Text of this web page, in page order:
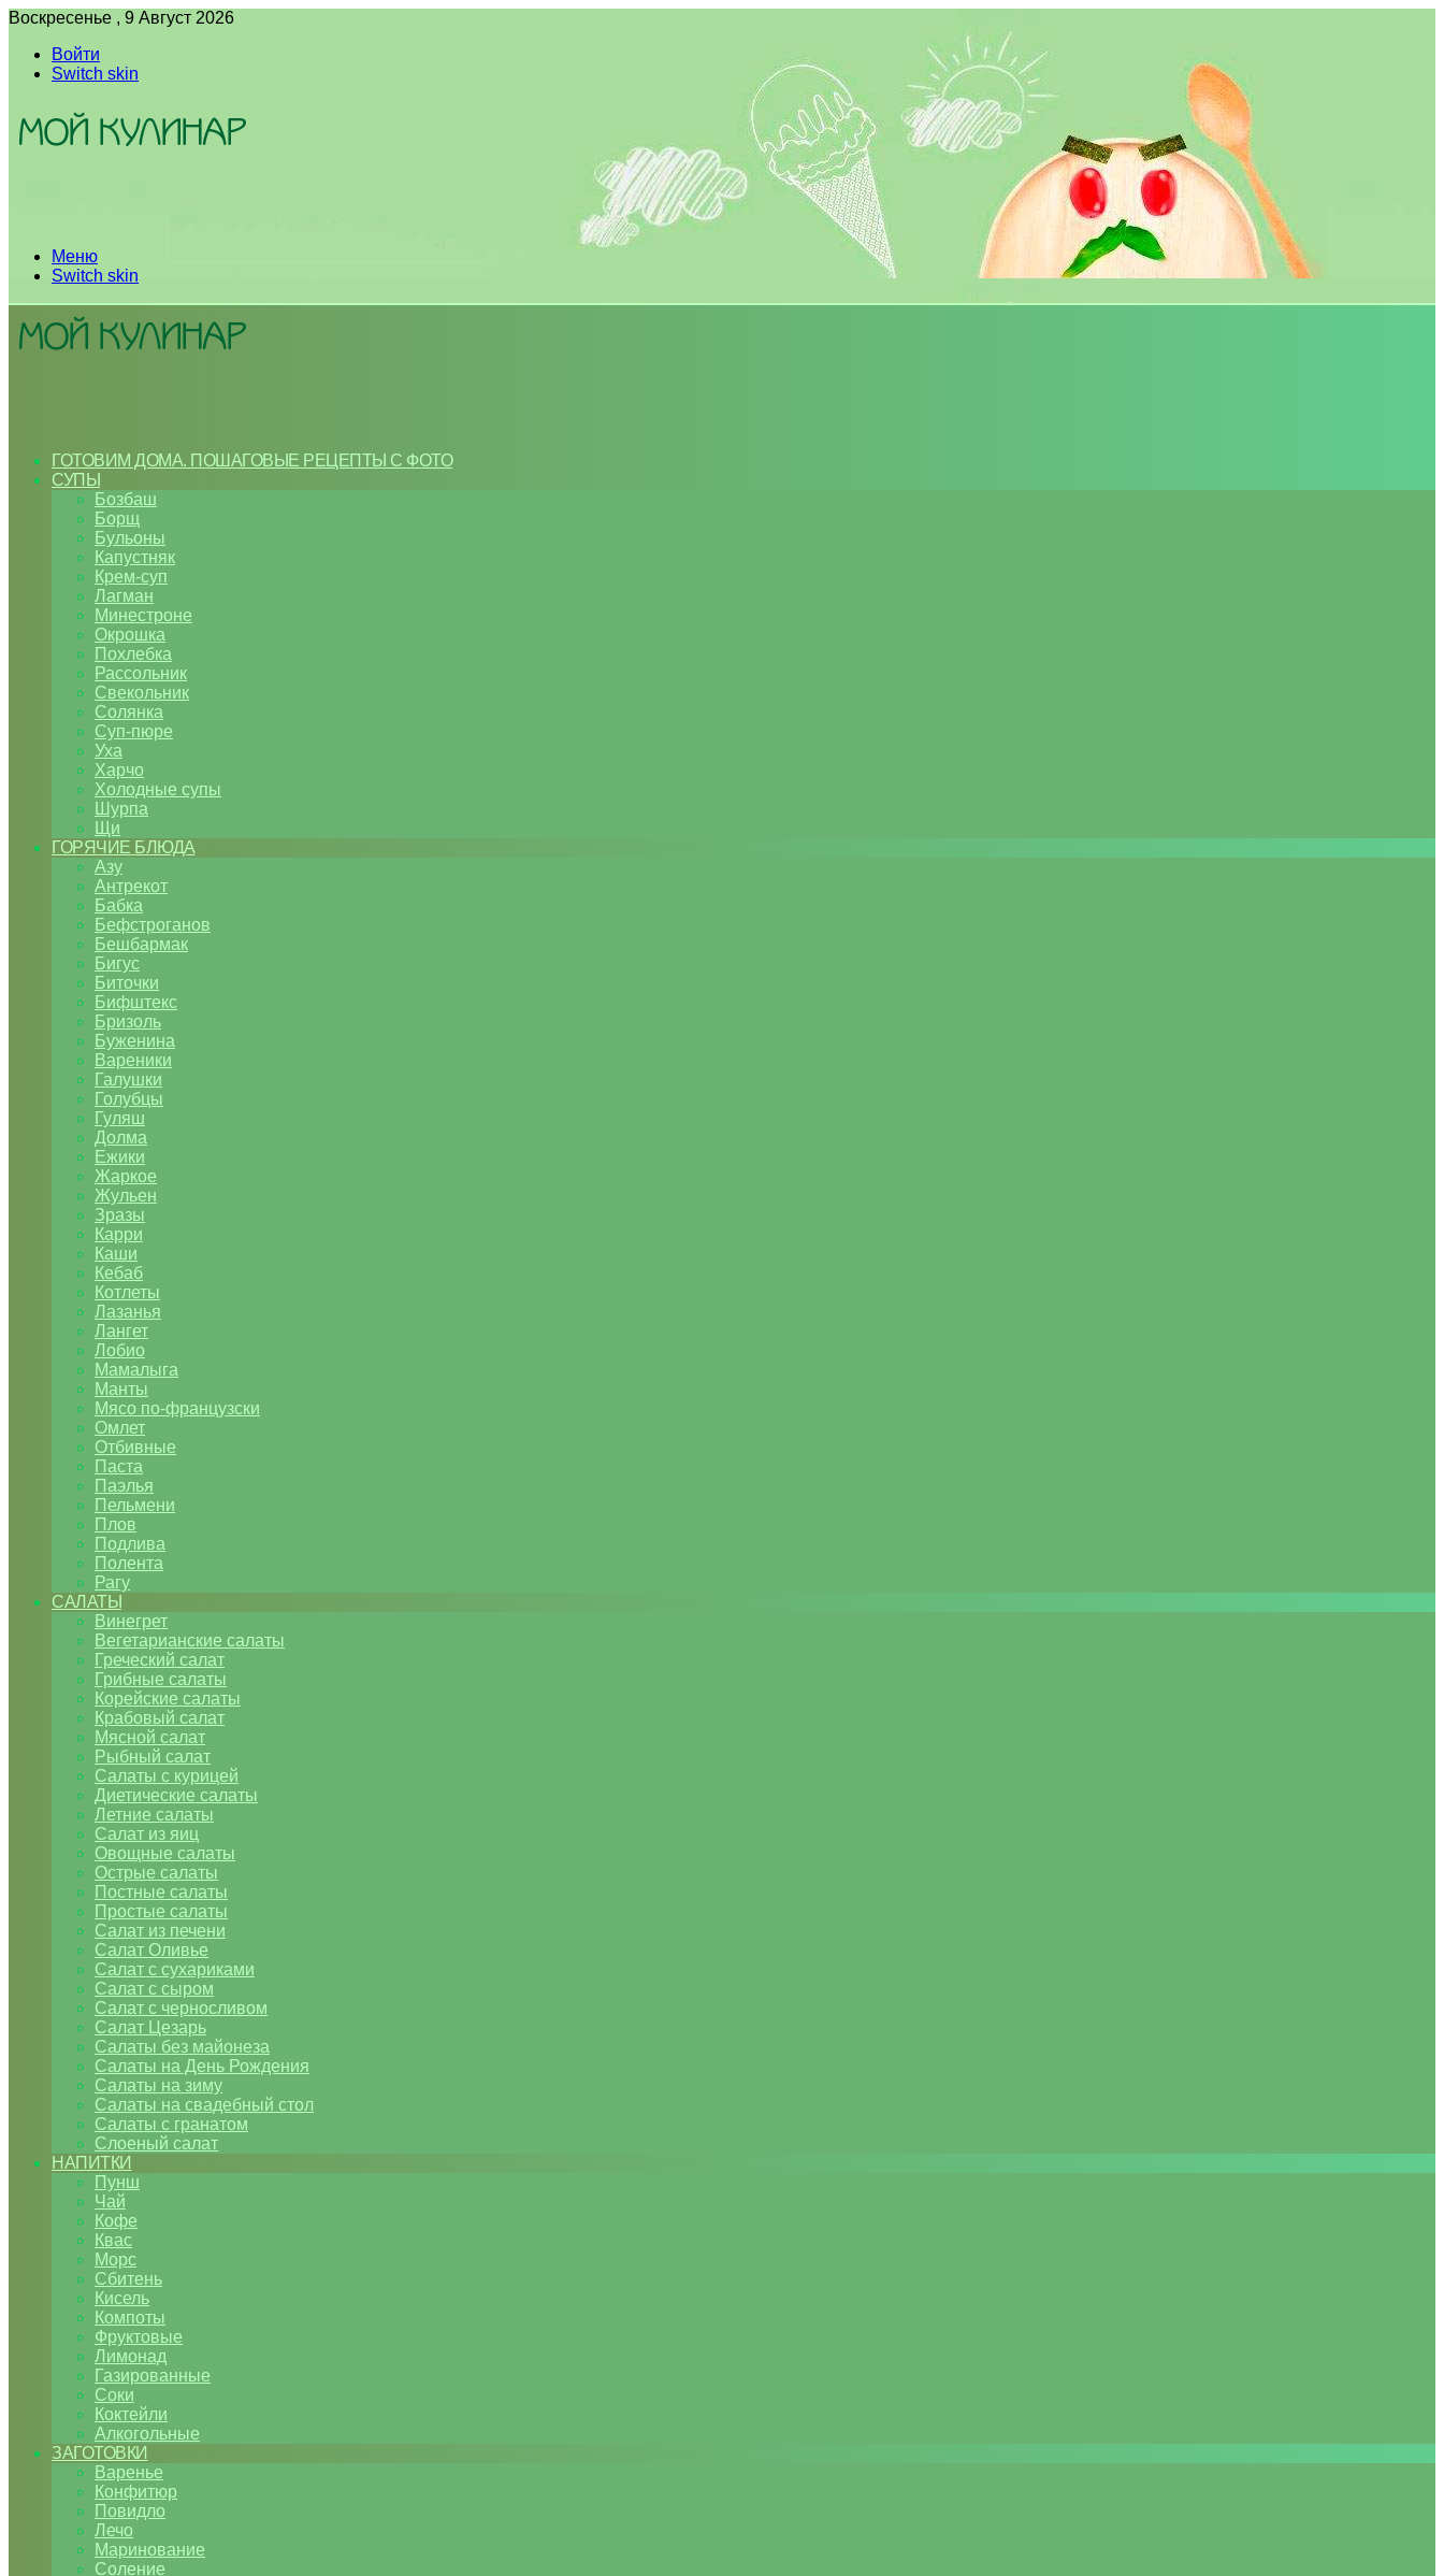
Воскресенье , 9 Август 2026
Войти
Switch skin
Меню
Switch skin
ГОТОВИМ ДОМА. ПОШАГОВЫЕ РЕЦЕПТЫ С ФОТО
СУПЫ
Бозбаш
Борщ
Бульоны
Капустняк
Крем-суп
Лагман
Минестроне
Окрошка
Похлебка
Рассольник
Свекольник
Солянка
Суп-пюре
Уха
Харчо
Холодные супы
Шурпа
Щи
ГОРЯЧИЕ БЛЮДА
Азу
Антрекот
Бабка
Бефстроганов
Бешбармак
Бигус
Биточки
Бифштекс
Бризоль
Буженина
Вареники
Галушки
Голубцы
Гуляш
Долма
Ежики
Жаркое
Жульен
Зразы
Карри
Каши
Кебаб
Котлеты
Лазанья
Лангет
Лобио
Мамалыга
Манты
Мясо по-французски
Омлет
Отбивные
Паста
Паэлья
Пельмени
Плов
Подлива
Полента
Рагу
САЛАТЫ
Винегрет
Вегетарианские салаты
Греческий салат
Грибные салаты
Корейские салаты
Крабовый салат
Мясной салат
Рыбный салат
Салаты с курицей
Диетические салаты
Летние салаты
Салат из яиц
Овощные салаты
Острые салаты
Постные салаты
Простые салаты
Салат из печени
Салат Оливье
Салат с сухариками
Салат с сыром
Салат с черносливом
Салат Цезарь
Салаты без майонеза
Салаты на День Рождения
Салаты на зиму
Салаты на свадебный стол
Салаты с гранатом
Слоеный салат
НАПИТКИ
Пунш
Чай
Кофе
Квас
Морс
Сбитень
Кисель
Компоты
Фруктовые
Лимонад
Газированные
Соки
Коктейли
Алкогольные
ЗАГОТОВКИ
Варенье
Конфитюр
Повидло
Лечо
Маринование
Соление